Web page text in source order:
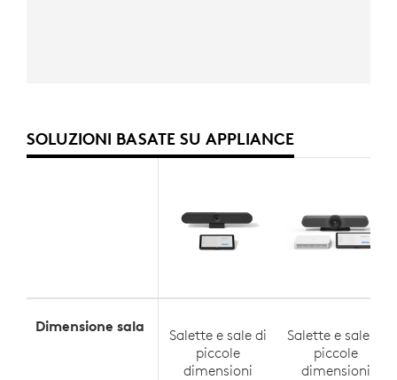
SOLUZIONI BASATE SU APPLIANCE
Dimensione sala
Salette e sale di
piccole
dimensioni
Salette e sale di
piccole
dimensioni